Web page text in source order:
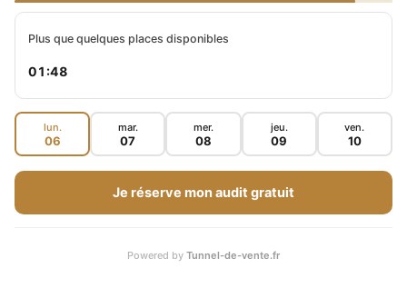
comique. – j’ai toujours été attiré par ce genre
de personnage.
Quel a été leur secret de réussite, cette soif de
persévérance ? Qu’est-ce qui fait qu’il trouvait
les bonnes personnes, qui savaient s’entourer
de managers qui donnaient l’envie aux jeunes
Plus que quelques places disponibles
01:47
lun.
06
mar.
07
mer.
08
jeu.
09
ven.
10
Je réserve mon audit gratuit
Powered by Tunnel-de-vente.fr